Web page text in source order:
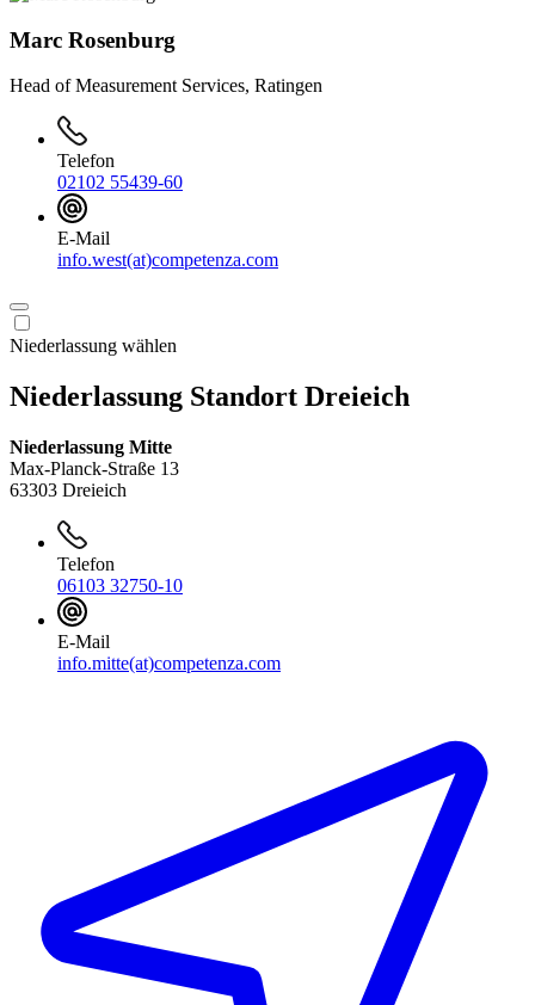
Marc Rosenburg
Head of Measurement Services, Ratingen
Telefon
02102 55439-60
E-Mail
info.west(at)competenza.com
Niederlassung wählen
Niederlassung Standort Dreieich
Niederlassung Mitte
Max-Planck-Straße 13
63303 Dreieich
Telefon
06103 32750-10
E-Mail
info.mitte(at)competenza.com